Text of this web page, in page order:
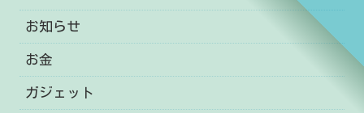
お知らせ
お金
ガジェット